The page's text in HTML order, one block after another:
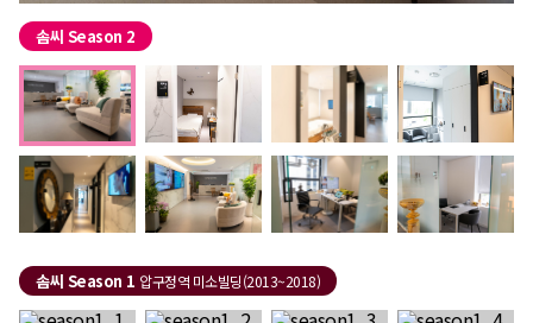
솜씨 Season 2
솜씨 Season 1 압구정역 미소빌딩(2013~2018)